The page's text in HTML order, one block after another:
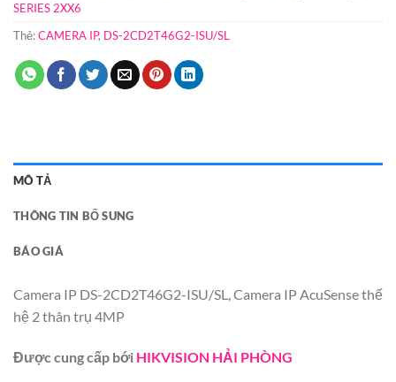
SERIES 2XX6
Thẻ:CAMERA IP, DS-2CD2T46G2-ISU/SL
MÔ TẢ
THÔNG TIN BỔ SUNG
BÁO GIÁ
Camera IP DS-2CD2T46G2-ISU/SL, Camera IP AcuSense thế
hệ 2 thân trụ 4MP
Được cung cấp bới HIKVISION HẢI PHÒNG